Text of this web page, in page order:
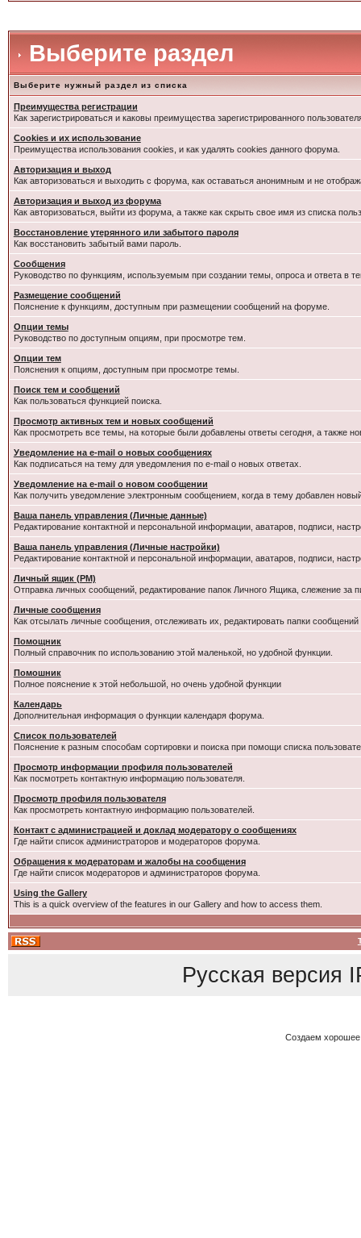
Выберите раздел
Выберите нужный раздел из списка
Преимущества регистрации
Как зарегистрироваться и каковы преимущества зарегистрированного
Cookies и их использование
Преимущества использования cookies, и как удалять cookies данного форума.
Авторизация и выход
Как авторизоваться и выходить с форума, как оставаться анонимным и не
Авторизация и выход из форума
Как авторизоваться, выйти из форума, а также как скрыть свое имя из списка
Восстановление утерянного или забытого пароля
Как восстановить забытый вами пароль.
Сообщения
Руководство по функциям, используемым при создании темы, опроса и ответа в
Размещение сообщений
Пояснение к функциям, доступным при размещении сообщений на форуме.
Опции темы
Руководство по доступным опциям, при просмотре тем.
Опции тем
Пояснения к опциям, доступным при просмотре темы.
Поиск тем и сообщений
Как пользоваться функцией поиска.
Просмотр активных тем и новых сообщений
Как просмотреть все темы, на которые были добавлены ответы сегодня, а также
Уведомление на e-mail о новых сообщениях
Как подписаться на тему для уведомления по e-mail о новых ответах.
Уведомление на е-mail о новом сообщении
Как получить уведомление электронным сообщением, когда в тему добавлен
Ваша панель управления (Личные данные)
Редактирование контактной и персональной информации, аватаров, подписи,
Ваша панель управления (Личные настройки)
Редактирование контактной и персональной информации, аватаров, подписи,
Личный ящик (PM)
Отправка личных сообщений, редактирование папок Личного Ящика, слежение за
Личные сообщения
Как отсылать личные сообщения, отслеживать их, редактировать папки
Помощник
Полный справочник по использованию этой маленькой, но удобной функции.
Помошник
Полное пояснение к этой небольшой, но очень удобной функции
Календарь
Дополнительная информация о функции календаря форума.
Список пользователей
Пояснение к разным способам сортировки и поиска при помощи списка
Просмотр информации профиля пользователей
Как посмотреть контактную информацию пользователя.
Просмотр профиля пользователя
Как просмотреть контактную информацию пользователей.
Контакт с администрацией и доклад модератору о сообщениях
Где найти список администраторов и модераторов форума.
Обращения к модераторам и жалобы на сообщения
Где найти список модераторов и администраторов форума.
Using the Gallery
This is a quick overview of the features in our Gallery and how to access them.
Русская версия
Создаем